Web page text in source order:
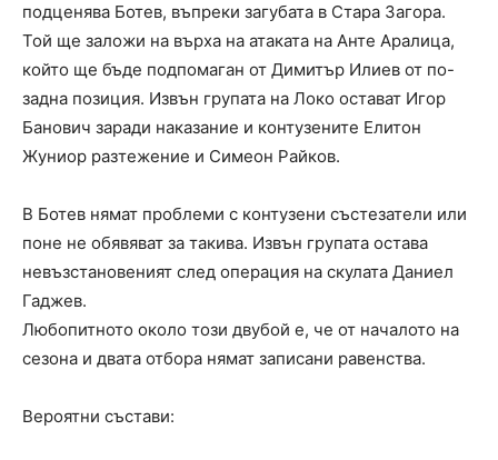
подценява Ботев, въпреки загубата в Стара Загора.
Той ще заложи на върха на атаката на Анте Аралица,
който ще бъде подпомаган от Димитър Илиев от по-
задна позиция. Извън групата на Локо остават Игор
Банович заради наказание и контузените Елитон
Жуниор разтежение и Симеон Райков.
В Ботев нямат проблеми с контузени състезатели или
поне не обявяват за такива. Извън групата остава
невъзстановеният след операция на скулата Даниел
Гаджев.
Любопитното около този двубой е, че от началото на
сезона и двата отбора нямат записани равенства.
Вероятни състави: